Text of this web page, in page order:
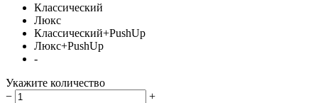
Классический
Люкс
Классический+PushUp
Люкс+PushUp
-
Укажите количество
−
+